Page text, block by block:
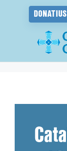
DONATIUS